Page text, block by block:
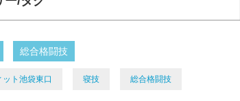
総合格闘技
ト池袋東口 寝技 総合格闘技